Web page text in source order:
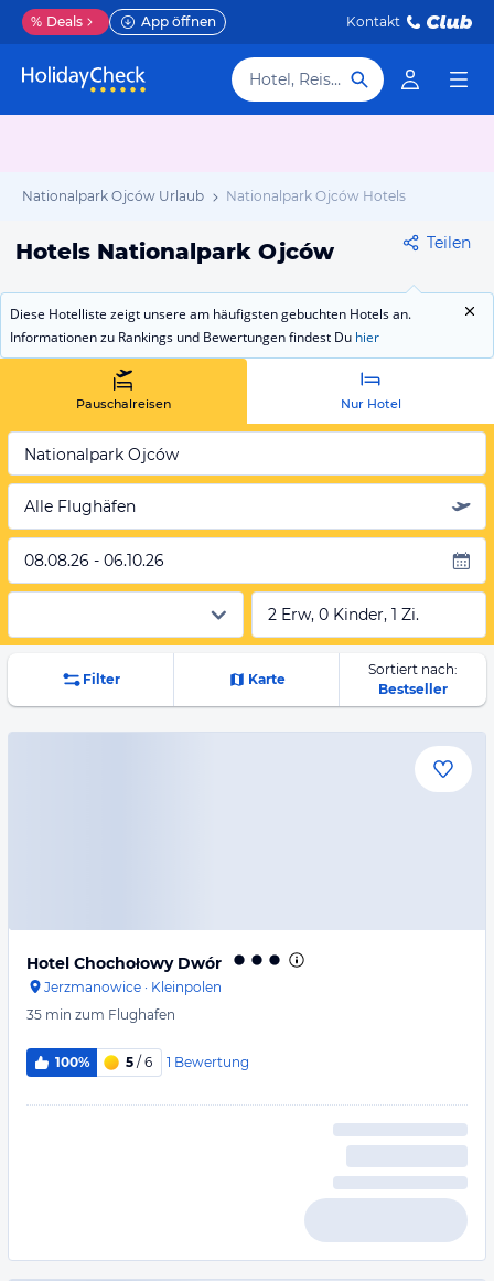
% Deals App öffnen Kontakt
Hotel, Reiseziel
Nationalpark Ojców Urlaub Nationalpark Ojców Hotels
Hotels Nationalpark Ojców Teilen
Diese Hotelliste zeigt unsere am häufigsten gebuchten Hotels an.
Informationen zu Rankings und Bewertungen findest Du hier
Pauschalreisen Nur Hotel
Nationalpark Ojców
Alle Flughäfen
08.08.26 - 06.10.26
2 Erw, 0 Kinder, 1 Zi.
Filter Karte
Sortiert nach:
Bestseller
Hotel Chochołowy Dwór
Jerzmanowice · Kleinpolen
35 min zum Flughafen
100% 5 / 6 1 Bewertung